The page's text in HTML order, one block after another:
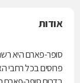
אודות
סופר-פארם היא
פרוסים בכל רחבי